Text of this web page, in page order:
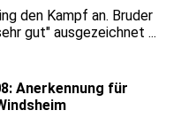
den Kampf an. Bruder
gut" ausgezeichnet ...
Anerkennung für